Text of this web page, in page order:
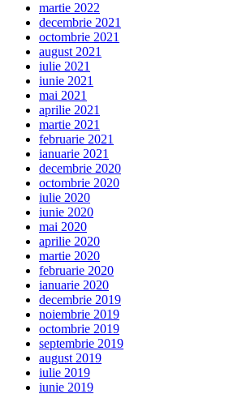
martie 2022
decembrie 2021
octombrie 2021
august 2021
iulie 2021
iunie 2021
mai 2021
aprilie 2021
martie 2021
februarie 2021
ianuarie 2021
decembrie 2020
octombrie 2020
iulie 2020
iunie 2020
mai 2020
aprilie 2020
martie 2020
februarie 2020
ianuarie 2020
decembrie 2019
noiembrie 2019
octombrie 2019
septembrie 2019
august 2019
iulie 2019
iunie 2019